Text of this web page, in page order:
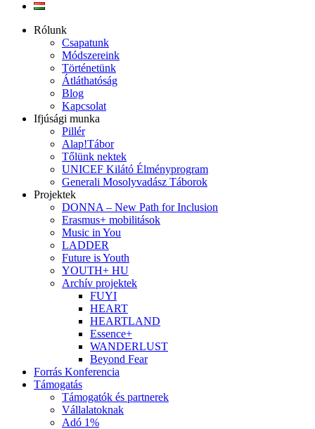
Rólunk
Csapatunk
Módszereink
Történetünk
Átláthatóság
Blog
Kapcsolat
Ifjúsági munka
Pillér
Alap!Tábor
Tőlünk nektek
UNICEF Kilátó Élményprogram
Generali Mosolyvadász Táborok
Projektek
DONNA – New Path for Inclusion
Erasmus+ mobilitások
Music in You
LADDER
Future is Youth
YOUTH+ HU
Archív projektek
FUYI
HEART
HEARTLAND
Essence+
WANDERLUST
Beyond Fear
Forrás Konferencia
Támogatás
Támogatók és partnerek
Vállalatoknak
Adó 1%